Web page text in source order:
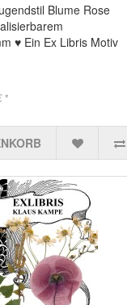
Blume Rose
♥ Ein Ex Libris Motiv
*